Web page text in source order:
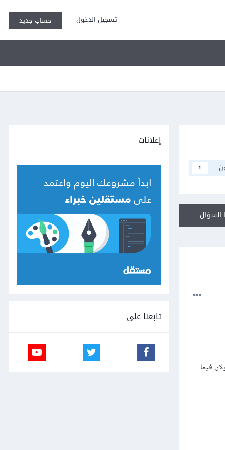
تسجيل الدخول حساب جديد
1
فيما
إعلانات
تابعنا على